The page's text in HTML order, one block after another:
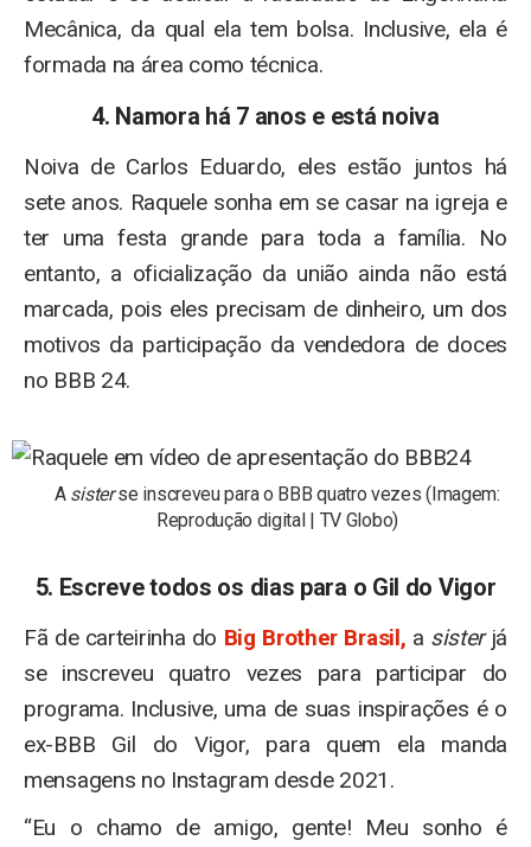
Mecânica, da qual ela tem bolsa. Inclusive, ela é
formada na área como técnica.
4. Namora há 7 anos e está noiva
Noiva de Carlos Eduardo, eles estão juntos há
sete anos. Raquele sonha em se casar na igreja e
ter uma festa grande para toda a família. No
entanto, a oficialização da união ainda não está
marcada, pois eles precisam de dinheiro, um dos
motivos da participação da vendedora de doces
no BBB 24.
A sisterse inscreveu para o BBB quatro vezes (Imagem:
Reprodução digital | TV Globo)
5. Escreve todos os dias para o Gil do Vigor
Fã de carteirinha do Big Brother Brasil, a sisterjá
se inscreveu quatro vezes para participar do
programa. Inclusive, uma de suas inspirações é o
ex-BBB Gil do Vigor, para quem ela manda
mensagens no Instagram desde 2021.
“Eu o chamo de amigo, gente! Meu sonho é